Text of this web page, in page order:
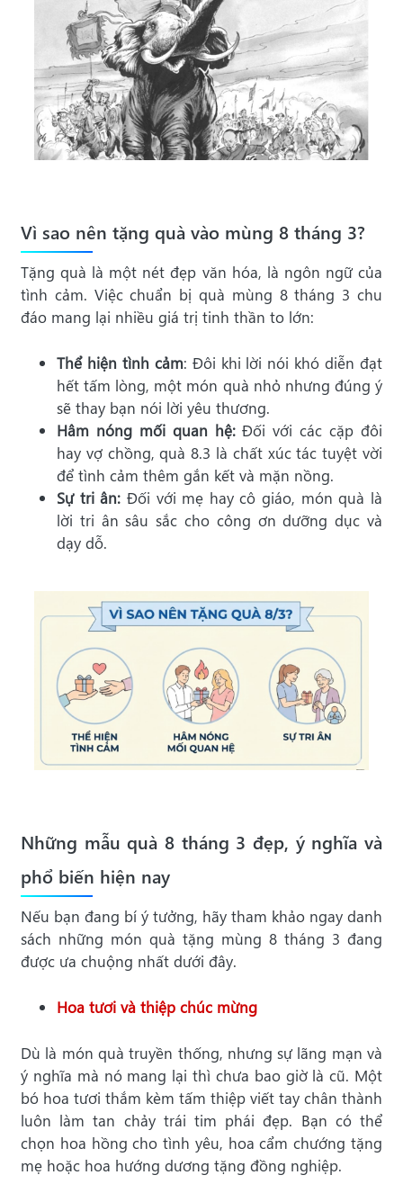
Vì sao nên tặng quà vào mùng 8 tháng 3?
Tặng quà là một nét đẹp văn hóa, là ngôn ngữ của
tình cảm. Việc chuẩn bị quà mùng 8 tháng 3 chu
đáo mang lại nhiều giá trị tinh thần to lớn:
Thể hiện tình cảm: Đôi khi lời nói khó diễn đạt
hết tấm lòng, một món quà nhỏ nhưng đúng ý
sẽ thay bạn nói lời yêu thương.
Hâm nóng mối quan hệ:Đối với các cặp đôi
hay vợ chồng, quà 8.3 là chất xúc tác tuyệt vời
để tình cảm thêm gắn kết và mặn nồng.
Sự tri ân: Đối với mẹ hay cô giáo, món quà là
lời tri ân sâu sắc cho công ơn dưỡng dục và
dạy dỗ.
Những mẫu quà 8 tháng 3 đẹp, ý nghĩa và
phổ biến hiện nay
Nếu bạn đang bí ý tưởng, hãy tham khảo ngay danh
sách những món quà tặng mùng 8 tháng 3 đang
được ưa chuộng nhất dưới đây.
Hoa tươi và thiệp chúc mừng
Dù là món quà truyền thống, nhưng sự lãng mạn và
ý nghĩa mà nó mang lại thì chưa bao giờ là cũ. Một
bó hoa tươi thắm kèm tấm thiệp viết tay chân thành
luôn làm tan chảy trái tim phái đẹp. Bạn có thể
chọn hoa hồng cho tình yêu, hoa cẩm chướng tặng
mẹ hoặc hoa hướng dương tặng đồng nghiệp.